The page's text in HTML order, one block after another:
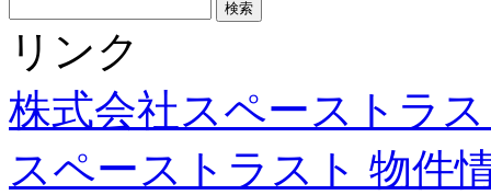
リンク
株式会社スペーストラ
スペーストラスト 物件